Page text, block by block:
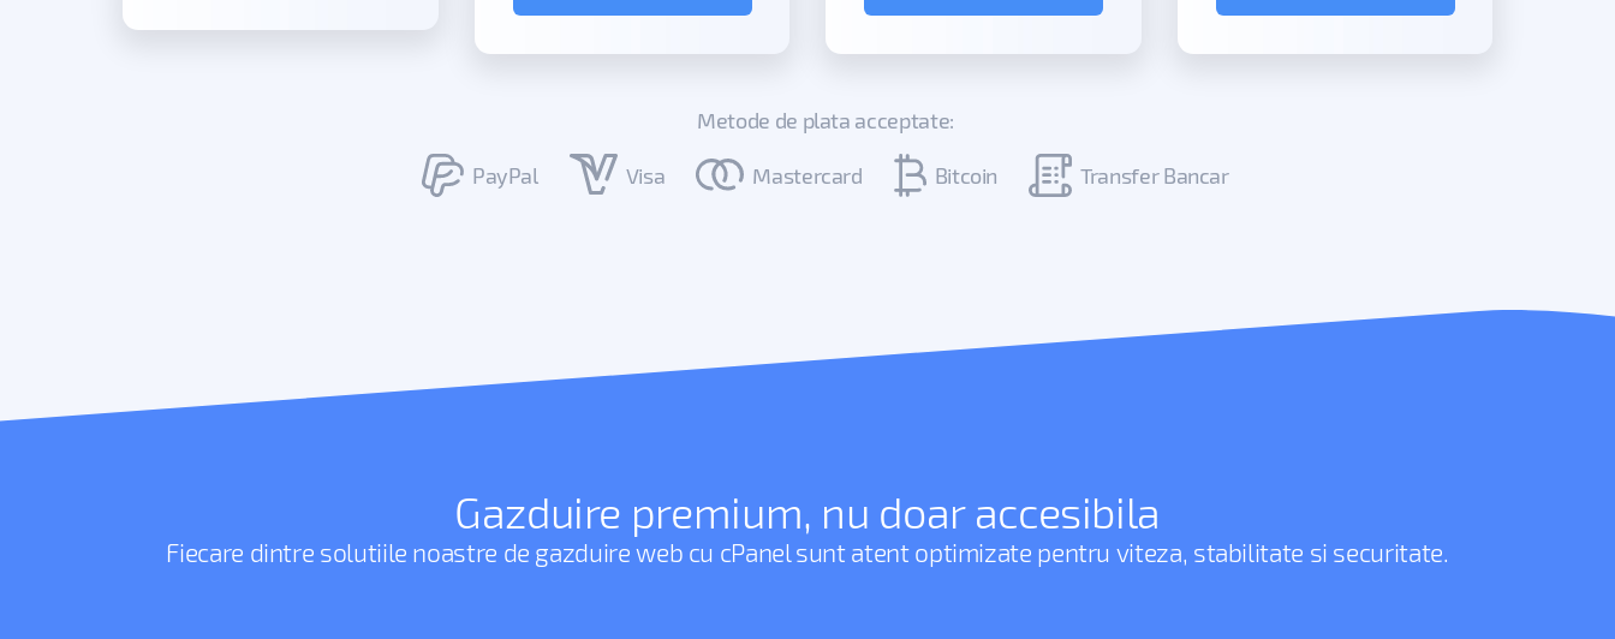
Metode de plata acceptate:
PayPal Visa Mastercard Bitcoin Transfer Bancar
Gazduire premium, nu doar accesibila
Fiecare dintre solutiile noastre de gazduire web cu cPanel sunt atent optimizate pentru viteza, stabilitate si securitate.